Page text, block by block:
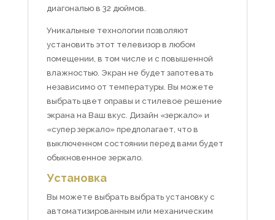
диагональю в 32 дюймов.
Уникальные технологии позволяют
установить этот телевизор в любом
помещении, в том числе и с повышенной
влажностью. Экран не будет запотевать
независимо от температуры. Вы можете
выбрать цвет оправы и стилевое решение
экрана на Ваш вкус. Дизайн «зеркало» и
«супер зеркало» предполагает, что в
выключенном состоянии перед вами будет
обыкновенное зеркало.
Установка
Вы можете выбрать выбрать установку с
автоматизированным или механическим